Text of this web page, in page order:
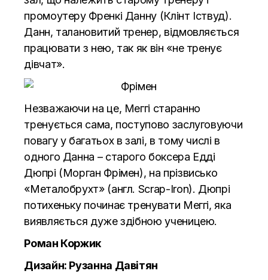
промоутеру Френкі Данну (Клінт Іствуд).
Данн, талановитий тренер, відмовляється
працювати з нею, так як він «не тренує
дівчат».
Незважаючи на це, Меггі старанно
тренується сама, поступово заслуговуючи
повагу у багатьох в залі, в тому числі в
одного Данна – старого боксера Едді
Дюпрі (Морган Фрімен), на прізвисько
«Металобрухт» (англ. Scrap-Iron). Дюпрі
потихеньку починає тренувати Меггі, яка
виявляється дуже здібною ученицею.
Роман Коржик
Дизайн: Рузанна Давітян